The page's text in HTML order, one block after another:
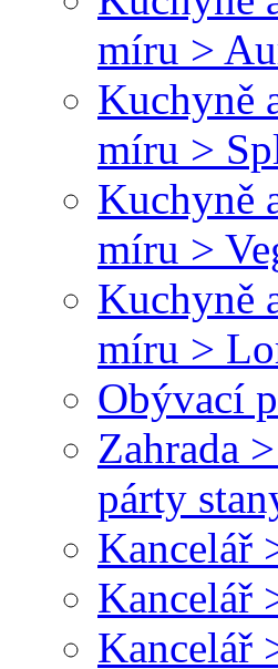
míru >
Kuchyně
míru >
Kuchyně
míru >
Kuchyně
míru >
Obývací
Zahrada
párty
Kancelář
Kancelář
Kancelář